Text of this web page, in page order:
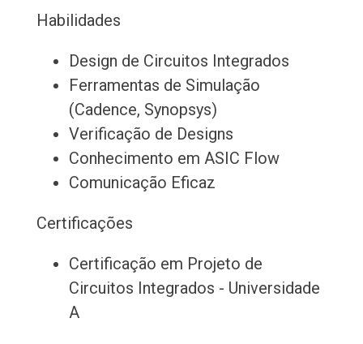
Habilidades
Design de Circuitos Integrados
Ferramentas de Simulação
(Cadence, Synopsys)
Verificação de Designs
Conhecimento em ASIC Flow
Comunicação Eficaz
Certificações
Certificação em Projeto de
Circuitos Integrados - Universidade
A